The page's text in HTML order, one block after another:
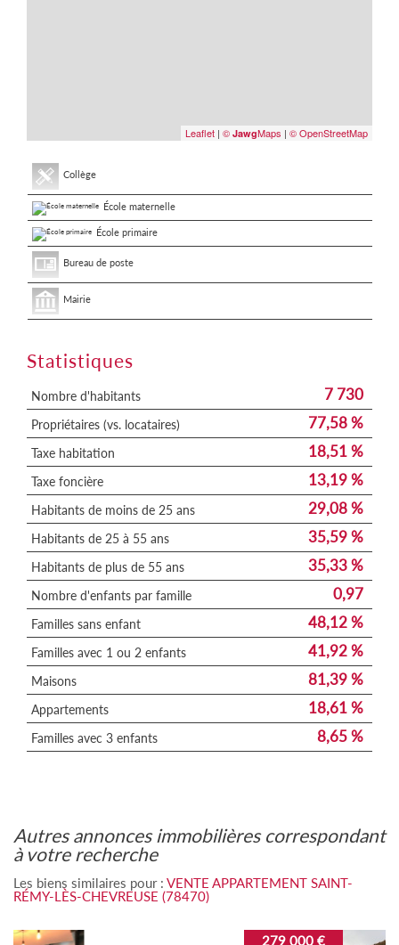
Leaflet | © JawgMaps | © OpenStreetMap
Collège
École maternelle
École primaire
Bureau de poste
Mairie
Statistiques
Nombre d'habitants 7 730
Propriétaires (vs. locataires) 77,58 %
Taxe habitation 18,51 %
Taxe foncière 13,19 %
Habitants de moins de 25 ans 29,08 %
Habitants de 25 à 55 ans 35,59 %
Habitants de plus de 55 ans 35,33 %
Nombre d'enfants par famille 0,97
Familles sans enfant 48,12 %
Familles avec 1 ou 2 enfants 41,92 %
Maisons 81,39 %
Appartements 18,61 %
Familles avec 3 enfants 8,65 %
autres annonces immobilières correspondant
à votre recherche
Les biens similaires pour : VENTE APPARTEMENT SAINT-
RÉMY-LÈS-CHEVREUSE (78470)